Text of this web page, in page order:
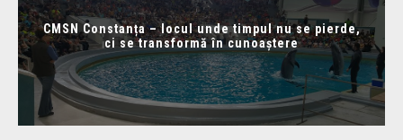
CMSN Constanța – locul unde timpul nu se pierde,
ci se transformă în cunoaștere